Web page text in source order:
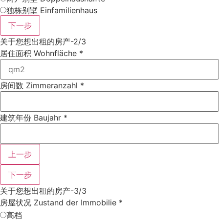
独栋别墅 Einfamilienhaus
下一步
关于您想出租的房产-2/3
居住面积 Wohnfläche *
房间数 Zimmeranzahl *
建筑年份 Baujahr *
上一步
下一步
关于您想出租的房产-3/3
房屋状况 Zustand der Immobilie *
高档